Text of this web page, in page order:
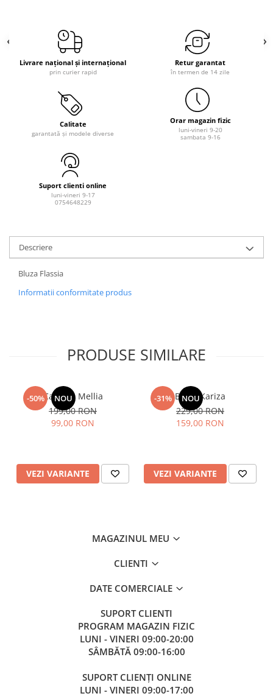
Livrare național și internațional
prin curier rapid
Retur garantat
în termen de 14 zile
Calitate
garantată și modele diverse
Orar magazin fizic
luni-vineri 9-20
sambata 9-16
Suport clienti online
luni-vineri 9-17
0754648229
Descriere
Bluza Flassia
Informatii conformitate produs
PRODUSE SIMILARE
-50% NOU
Camasa Mellia
199,00 RON
99,00 RON
VEZI VARIANTE
-31% NOU
Bluza Kariza
229,00 RON
159,00 RON
VEZI VARIANTE
MAGAZINUL MEU
CLIENTI
DATE COMERCIALE
SUPORT CLIENTI
PROGRAM MAGAZIN FIZIC
LUNI - VINERI 09:00-20:00
SÂMBĂTĂ 09:00-16:00
SUPORT CLIENȚI ONLINE
LUNI - VINERI 09:00-17:00